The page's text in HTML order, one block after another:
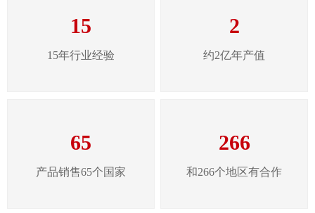
15
15年行业经验
2
约2亿年产值
65
产品销售65个国家
266
和266个地区有合作